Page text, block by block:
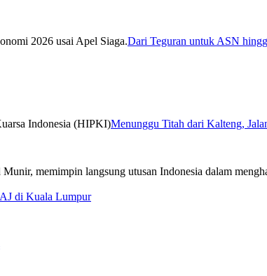
Dari Teguran untuk ASN
Menunggu Titah dari Kalteng,
di Kuala Lumpur